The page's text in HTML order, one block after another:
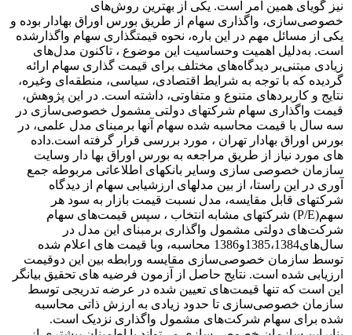
نیز گویای همین امر است. یکی از بهترین روش‌های
خصوصی‌سازی، واگذاری سهام از طریق بورس اوراق بهادار بوده و
یکی از مسائل مهم در این باره، نحوه قیمت‎گذاری سهام واگذارشده
است. به‌دلیل اهمیت و‌حساسیت این موضوع ، تاکنون مدل‌های
زیادی مبتنی‌بر دیدگاه‌های مختلف برای قیمت گذاری سهام ارائه
گردیده که با توجه به شرایط اقتصادی، سیاسی، منطقه‌ای وغیره،
نتایج و کاربرد‌های متنوع و متفاوتی، داشته است.‌‌ در این پژوهش،
قیمت واگذاری سهام شرکت‎های دولتی مشمول خصوصی‌سازی در
سه سال با قیمت محاسبه شده سهام آنها برمبنای مدل‎ علمی، در
بورس اوراق بهادار تهران ، مورد بررسی قرار گرفته است.داده
های مورد نیاز از طریق مراجعه به بورس اوراق بها دار وسایت
سازمان خصوصی سازی وسایر بانکهای اطلاعاتی مربوطه جمع
آوری در این راستا، از بین مدل‎های ارزشیابی سهام از دیدگاه
شرکت‎های قابل مقایسه، مدل نسبت قیمت بازار به سود هر
سهم(P/E) شرکت‎های مشابه انتخاب ، سپس قیمت‌های سهام
شرکت‌های دولتی مشمول واگذاری برمبنای این مدل در
سال‌های1385،1384و1386 محاسبه، وبا قیمت های اعلام شده
توسط سازمان خصوصی‌سازی مقایسه ورابطه بین این دوقیمت
ارزیابی شده است.‌ ‌نتایج حاصل از آزمون فرضیه های تحقیق بیانگر
این است که تنها قیمت‌های تعیین شده در عرضه تدریجی توسط
سازمان خصوصی‌سازی تا حدود زیادی به ارزش ذاتی محاسبه
شده برای سهام شرکت‌های مشمول واگذاری نزدیک است.